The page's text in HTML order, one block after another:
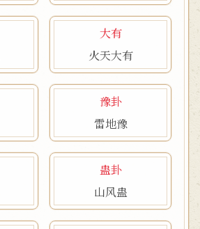
大有
火天大有
豫卦
雷地豫
蛊卦
山风蛊